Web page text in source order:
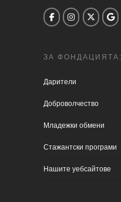
ЗА ФОНДАЦИЯТА:
Дарители
Доброволчество
Младежки обмени
Стажантски програми
Нашите уебсайтове